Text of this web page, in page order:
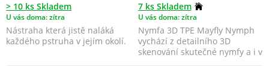
> 10 ks Skladem
U vás doma: zítra
Nástraha která jistě naláká
každého pstruha v jejím okolí.
7 ks Skladem
U vás doma: zítra
Nymfa 3D TPE Mayfly Nymph
vychází z detailního 3D
skenování skutečné nymfy a i v